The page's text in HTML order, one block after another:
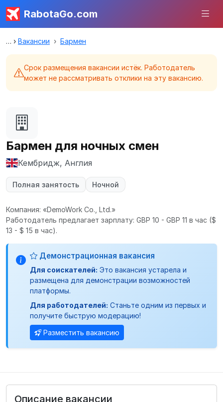
RabotaGo.com
Вакансии Бармен
Срок размещения вакансии истёк. Работодатель
может не рассматривать отклики на эту вакансию.
Бармен для ночных смен
Кембридж, Англия
Полная занятость Ночной
Компания: «DemoWork Co., Ltd.»
Работодатель предлагает зарплату: GBP 10 - GBP 11 в час ($
13 - $ 15 в час).
Демонстрационная вакансия
Для соискателей: Это вакансия устарела и
размещена для демонстрации возможностей
платформы.
Для работодателей: Станьте одним из первых и
получите быструю модерацию!
Разместить вакансию
Описание вакансии